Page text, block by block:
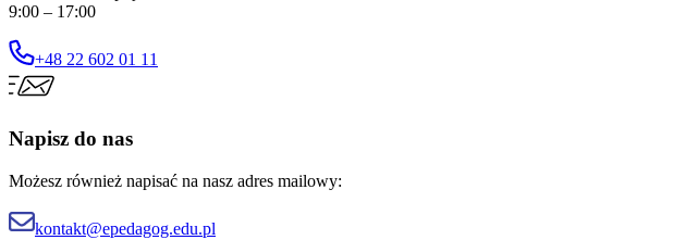
9:00 – 17:00
+48 22 602 01 11
Napisz do nas
Możesz również napisać na nasz adres mailowy:
kontakt@epedagog.edu.pl